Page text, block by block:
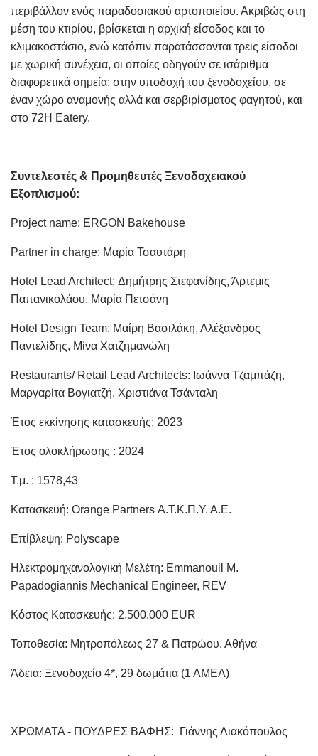
περιβάλλον ενός παραδοσιακού αρτοποιείου. Ακριβώς στη
μέση του κτιρίου, βρίσκεται η αρχική είσοδος και το
κλιμακοστάσιο, ενώ κατόπιν παρατάσσονται τρεις είσοδοι
με χωρική συνέχεια, οι οποίες οδηγούν σε ισάριθμα
διαφορετικά σημεία: στην υποδοχή του ξενοδοχείου, σε
έναν χώρο αναμονής αλλά και σερβιρίσματος φαγητού, και
στο 72H Eatery.
Συντελεστές & Προμηθευτές Ξενοδοχειακού
Εξοπλισμού:
Project name: ERGON Bakehouse
Partner in charge: Μαρία Τσαυτάρη
Ηotel Lead Architect: Δημήτρης Στεφανίδης, Άρτεμις
Παπανικολάου, Μαρία Πετσάνη
Hotel Design Team: Μαίρη Βασιλάκη, Αλέξανδρος
Παντελίδης, Μίνα Χατζημανώλη
Restaurants/ Retail Lead Architects: Ιωάννα Τζαμπάζη,
Μαργαρίτα Βογιατζή, Χριστιάνα Τσάνταλη
Έτος εκκίνησης κατασκευής: 2023
Έτος ολοκλήρωσης : 2024
Τ.μ. : 1578,43
Κατασκευή: Orange Partners Α.Τ.Κ.Π.Υ. Α.Ε.
Επίβλεψη: Polyscape
Ηλεκτρομηχανολογική Μελέτη: Emmanouil M.
Papadogiannis Mechanical Engineer, REV
Κόστος Κατασκευής: 2.500.000 EUR
Τοποθεσία: Μητροπόλεως 27 & Πατρώου, Αθήνα
Άδεια: Ξενοδοχείο 4*, 29 δωμάτια (1 ΑΜΕΑ)
ΧΡΩΜΑΤΑ - ΠΟΥΔΡΕΣ ΒΑΦΗΣ: Γιάννης Λιακόπουλος